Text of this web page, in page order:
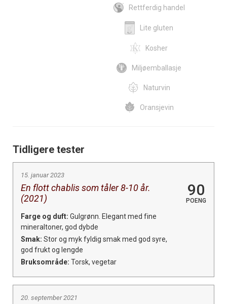
Rettferdig handel
Lite gluten
Kosher
Miljøemballasje
Naturvin
Oransjevin
Tidligere tester
15. januar 2023
En flott chablis som tåler 8-10 år.
(2021)
90
POENG
Farge og duft: Gulgrønn. Elegant med fine
mineraltoner, god dybde
Smak: Stor og myk fyldig smak med god syre,
god frukt og lengde
Bruksområde: Torsk, vegetar
20. september 2021